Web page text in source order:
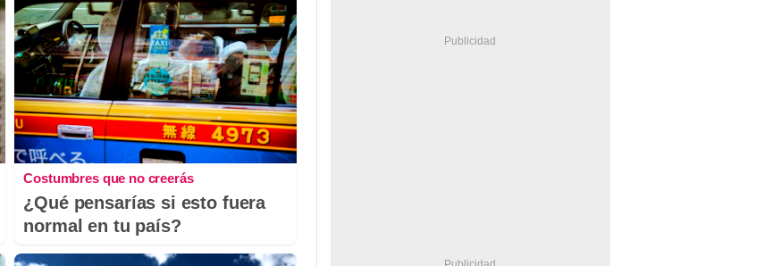
Costumbres que no creerás
¿Qué pensarías si esto fuera
normal en tu país?